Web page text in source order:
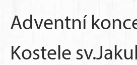
Adventní
Kostele